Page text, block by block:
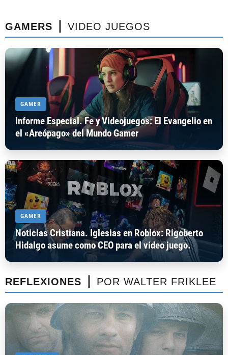
GAMERS ⎪ VIDEO JUEGOS
GAMER
Informe Especial. Fe y Videojuegos: El Evangelio en
el «Areópago» del Mundo Gamer
GAMER
Noticias Cristiana. Iglesias en Roblox: Rigoberto
Hidalgo asume como CEO para el video juego.
REFLEXIONES ⎪ POR WALTER FRIKLEE